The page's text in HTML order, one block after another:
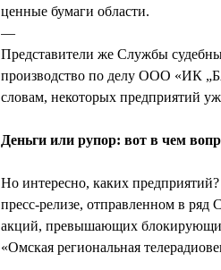
ценные бумаги области.
—
Представители же Службы
производство по делу ООО «ИК
словам, некоторых предприятий
Деньги или рупор: вот в чем
Но интересно, каких
пресс-релизе, отправленном в ряд
акций, превышающих
«Омская региональная